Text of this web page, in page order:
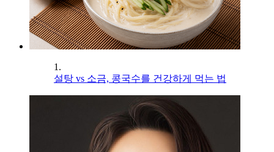
1.
설탕 vs 소금, 콩국수를 건강하게 먹는 법